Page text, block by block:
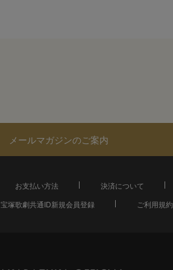
メールマガジンのご案内
お支払い方法 決済について
宝塚歌劇共通ID新規会員登録 ご利用規約